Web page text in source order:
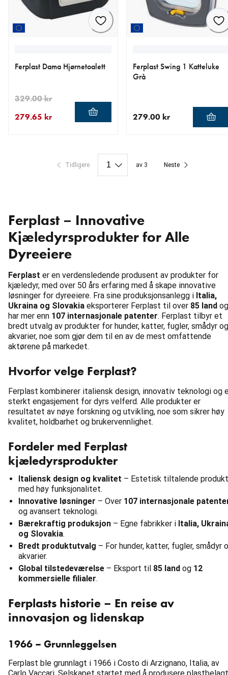
Ferplast Dama Hjørnetoalett
279.65 kr
329.00 kr
Ferplast Swing 1 Katteluke
Grå
279.00 kr
Tidligere av 3 Neste
Ferplast – Innovative
Kjæledyrsprodukter for Alle
Dyreeiere
Ferplast er en verdensledende produsent av produkter for
kjæledyr, med over 50 års erfaring med å skape innovative
løsninger for dyreeiere. Fra sine produksjonsanlegg i Italia,
Ukraina og Slovakia eksporterer Ferplast til over 85 land og
har mer enn 107 internasjonale patenter. Ferplast tilbyr et
bredt utvalg av produkter for hunder, katter, fugler, smådyr og
akvarier, noe som gjør dem til en av de mest omfattende
aktørene på markedet.
Hvorfor velge Ferplast?
Ferplast kombinerer italiensk design, innovativ teknologi og
sterkt engasjement for dyrs velferd. Alle produkter er
resultatet av nøye forskning og utvikling, noe som sikrer høy
kvalitet, holdbarhet og brukervennlighet.
Fordeler med Ferplast
kjæledyrsprodukter
Italiensk design og kvalitet – Estetisk tiltalende
med høy funksjonalitet.
Innovative løsninger – Over 107 internasjonale
og avansert teknologi.
Bærekraftig produksjon – Egne fabrikker i Italia,
og Slovakia.
Bredt produktutvalg – For hunder, katter, fugler, smådyr
akvarier.
Global tilstedeværelse – Eksport til 85 land og 12
kommersielle filialer.
Ferplasts historie – En reise av
innovasjon og lidenskap
1966 – Grunnleggelsen
Ferplast ble grunnlagt i 1966 i Costo di Arzignano, Italia, av